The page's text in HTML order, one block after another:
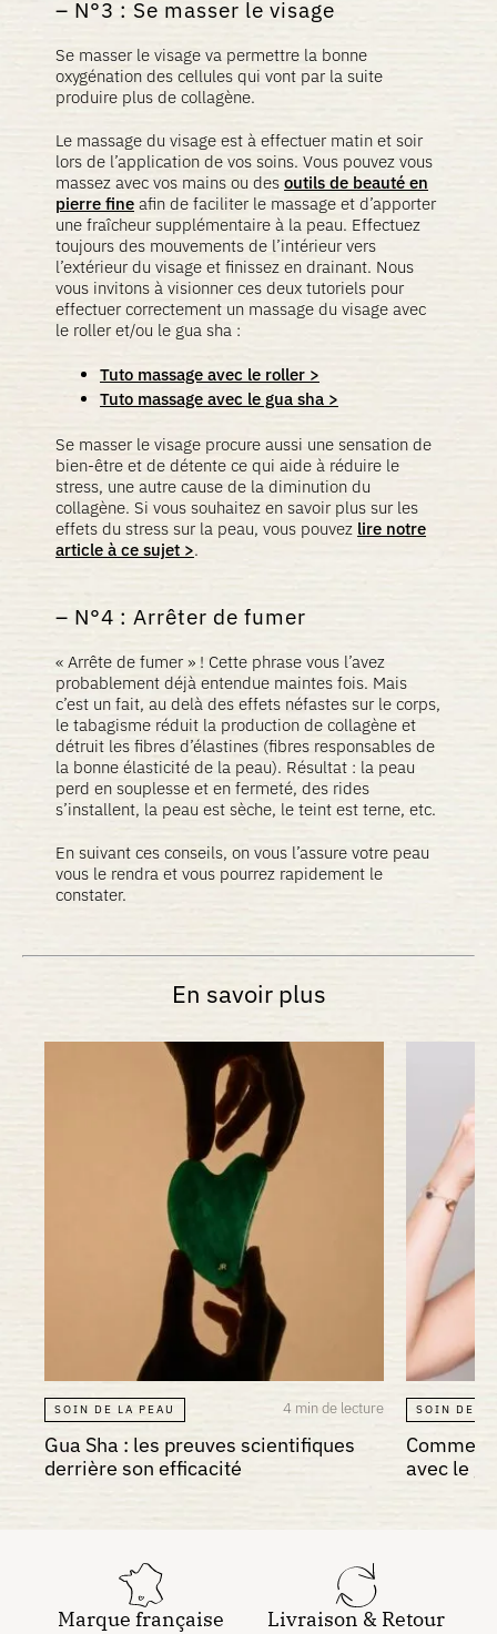
N°3 : Se masser le visage
Se masser le visage va permettre la bonne
oxygénation des cellules qui vont par la suite
produire plus de collagène.
Le massage du visage est à effectuer matin et soir
lors de l’application de vos soins. Vous pouvez vous
massez avec vos mains ou des outils de beauté en
pierre fine afin de faciliter le massage et d’apporter
une fraîcheur supplémentaire à la peau. Effectuez
toujours des mouvements de l’intérieur vers
l’extérieur du visage et finissez en drainant. Nous
vous invitons à visionner ces deux tutoriels pour
effectuer correctement un massage du visage avec
le roller et/ou le gua sha :
Tuto massage avec le roller >
Tuto massage avec le gua sha >
Se masser le visage procure aussi une sensation de
bien-être et de détente ce qui aide à réduire le
stress, une autre cause de la diminution du
collagène. Si vous souhaitez en savoir plus sur les
effets du stress sur la peau, vous pouvez lire notre
article à ce sujet >.
N°4 : Arrêter de fumer
« Arrête de fumer » ! Cette phrase vous l’avez
probablement déjà entendue maintes fois. Mais
c’est un fait, au delà des effets néfastes sur le corps,
le tabagisme réduit la production de collagène et
détruit les fibres d’élastines (fibres responsables de
la bonne élasticité de la peau). Résultat : la peau
perd en souplesse et en fermeté, des rides
s’installent, la peau est sèche, le teint est terne, etc.
En suivant ces conseils, on vous l’assure votre peau
vous le rendra et vous pourrez rapidement le
constater.
En savoir plus
SOIN DE LA PEAU 4 min de lecture
Gua Sha : les preuves scientifiques
derrière son efficacité
SOIN DE
avec le
Marque française Livraison & Retour